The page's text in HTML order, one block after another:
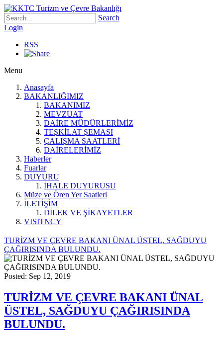
Search
Login
RSS
Menu
Anasayfa
BAKANLIĞIMIZ
BAKANIMIZ
MEVZUAT
DAİRE MÜDÜRLERİMİZ
TEŞKİLAT ŞEMASI
ÇALIŞMA SAATLERİ
DAİRELERİMİZ
Haberler
Fuarlar
DUYURU
İHALE DUYURUSU
Müze ve Ören Yer Saatleri
İLETİŞİM
DİLEK VE ŞİKAYETLER
VISITNCY
TURİZM VE ÇEVRE BAKANI ÜNAL ÜSTEL, SAĞDUYU
ÇAĞIRISINDA BULUNDU.
Posted: Sep 12, 2019
TURİZM VE ÇEVRE BAKANI ÜNAL
ÜSTEL, SAĞDUYU ÇAĞIRISINDA
BULUNDU.